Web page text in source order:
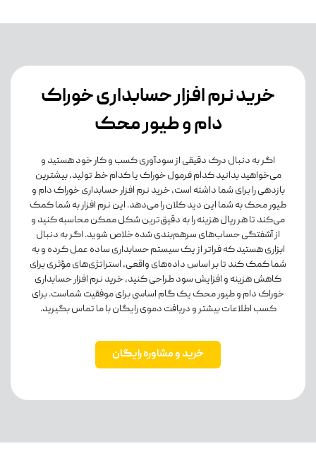
خرید نرم افزار حسابداری خوراک
دام و طیور محک
اگر به دنبال درک دقیقی از سودآوری کسب و کار خود هستید و
می‌خواهید بدانید کدام فرمول خوراک یا کدام خط تولید، بیشترین
بازدهی را برای شما داشته است، خرید نرم افزار حسابداری خوراک دام و
طیور محک به شما این دید کلان را می‌دهد. این نرم افزار به شما کمک
می‌کند تا هر ریال هزینه را به دقیق‌ترین شکل ممکن محاسبه کنید و
از آشفتگی حساب‌های سرهم‌بندی شده خلاص شوید. اگر به دنبال
ابزاری هستید که فراتر از یک سیستم حسابداری ساده عمل کرده و به
شما کمک کند تا بر اساس داده‌های واقعی، استراتژی‌های مؤثری برای
کاهش هزینه و افزایش سود طراحی کنید، خرید نرم افزار حسابداری
خوراک دام و طیور محک یک گام اساسی برای موفقیت شماست. برای
کسب اطلاعات بیشتر و دریافت دموی رایگان با ما تماس بگیرید.
خرید و مشاوره رایگان